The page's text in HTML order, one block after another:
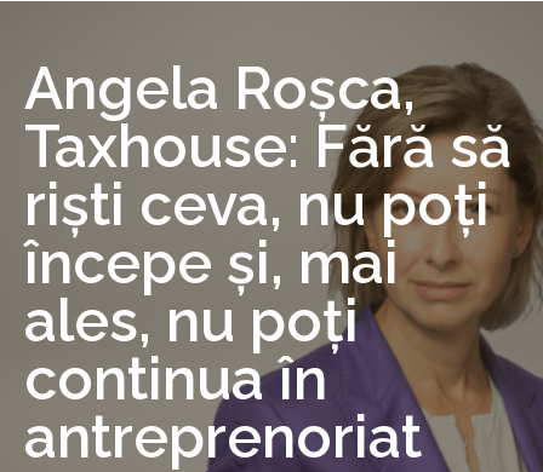
Angela Roșca,
Taxhouse: Fără să
riști ceva, nu poți
începe și, mai
ales, nu poți
continua în
antreprenoriat